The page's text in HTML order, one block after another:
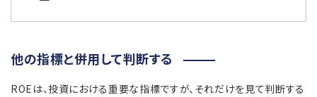
他の指標と併用して判断する
ROEは、投資における重要な指標ですが、それだけを見て判断する